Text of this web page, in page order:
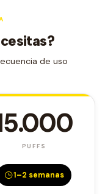
de uso
PUFFS
1–2 semanas